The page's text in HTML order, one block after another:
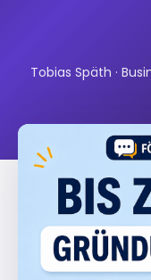
Tobias Späth ·